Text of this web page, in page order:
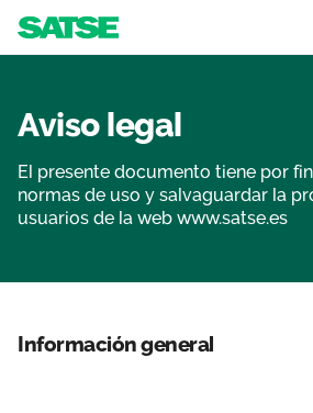
Conócenos
Un sindicato profesional e
Transparencia
Nuestro trabajo
Aviso legal
El presente documento tiene por
normas de uso y salvaguardar la
usuarios de la web www.satse.es
Información general